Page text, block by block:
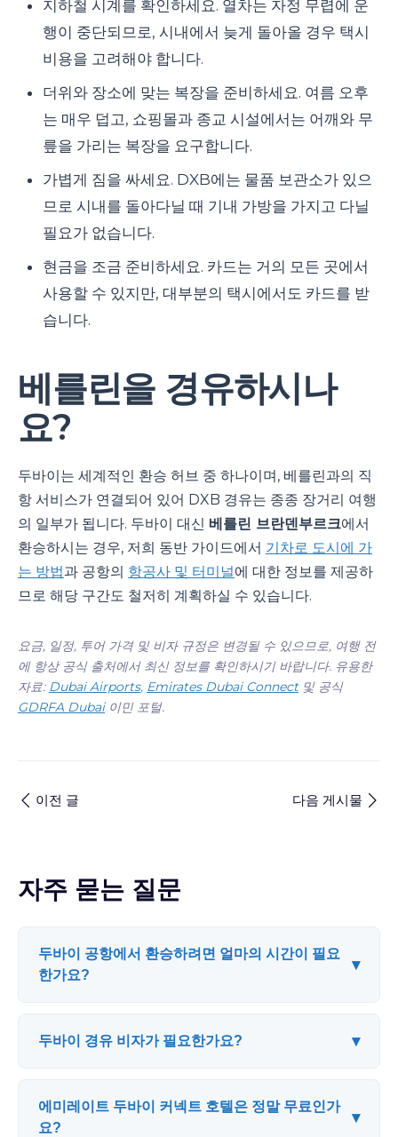
지하철 시계를 확인하세요. 열차는 자정 무렵에 운
행이 중단되므로, 시내에서 늦게 돌아올 경우 택시
비용을 고려해야 합니다.
더위와 장소에 맞는 복장을 준비하세요. 여름 오후
는 매우 덥고, 쇼핑몰과 종교 시설에서는 어깨와 무
릎을 가리는 복장을 요구합니다.
가볍게 짐을 싸세요. DXB에는 물품 보관소가 있으
므로 시내를 돌아다닐 때 기내 가방을 가지고 다닐
필요가 없습니다.
현금을 조금 준비하세요. 카드는 거의 모든 곳에서
사용할 수 있지만, 대부분의 택시에서도 카드를 받
습니다.
베를린을 경유하시나
요?
두바이는 세계적인 환승 허브 중 하나이며, 베를린과의 직
항 서비스가 연결되어 있어 DXB 경유는 종종 장거리 여행
의 일부가 됩니다. 두바이 대신 베를린 브란덴부르크에서
환승하시는 경우, 저희 동반 가이드에서 기차로 도시에 가
는 방법과 공항의 항공사 및 터미널에 대한 정보를 제공하
므로 해당 구간도 철저히 계획하실 수 있습니다.
요금, 일정, 투어 가격 및 비자 규정은 변경될 수 있으므로, 여행 전
에 항상 공식 출처에서 최신 정보를 확인하시기 바랍니다. 유용한
자료: Dubai Airports, Emirates Dubai Connect및 공식
GDRFA Dubai이민 포털.
이전 글 다음 게시물
자주 묻는 질문
두바이 공항에서 환승하려면 얼마의 시간이 필요
한가요?
▾
두바이 경유 비자가 필요한가요? ▾
에미레이트 두바이 커넥트 호텔은 정말 무료인가
요?
▾